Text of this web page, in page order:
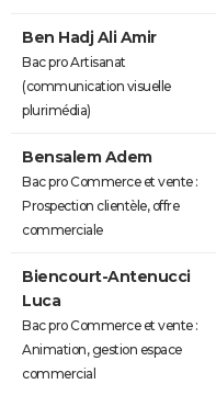
Ben Hadj Ali Amir
Bac pro Artisanat
(communication visuelle
plurimédia)
Bensalem Adem
Bac pro Commerce et vente :
Prospection clientèle, offre
commerciale
Biencourt-Antenucci
Luca
Bac pro Commerce et vente :
Animation, gestion espace
commercial